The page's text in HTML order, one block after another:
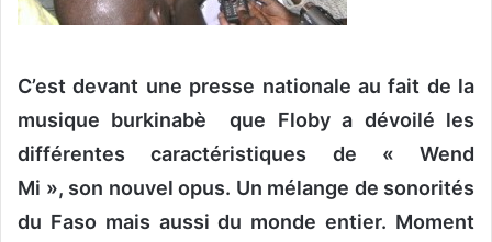
i
C’est devant une presse nationale au fait de la
musique burkinabè que Floby a dévoilé les
différentes caractéristiques de « Wend
Mi », son nouvel opus. Un mélange de sonorités
du Faso mais aussi du monde entier. Moment